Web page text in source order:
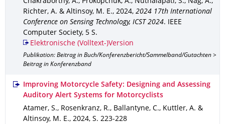
Richter, A. & Altinsoy, M. E., 2024, 2024 17th International
Conference on Sensing Technology, ICST 2024.
IEEE
Computer Society, 5 S.
Elektronische (Volltext-)Version
Publikation: Beitrag in Buch/Konferenzbericht/Sammelband/Gutachten >
Beitrag in Konferenzband
Improving Motorcycle Safety: Designing and Assessing
Auditory Alert Systems for Motorcyclists
Atamer, S., Rosenkranz, R., Ballantyne, C., Kuttler, A. &
Altinsoy, M. E., 2024, S. 223-228